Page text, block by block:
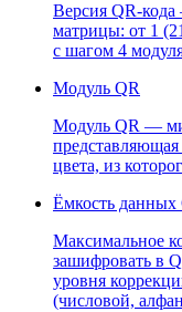
Версия QR-
матрицы: от 1
с шагом 4
Модуль QR
Модуль QR —
представляющая
цвета, из
Ёмкость данных
Максимальное
зашифровать в
уровня
(числовой,